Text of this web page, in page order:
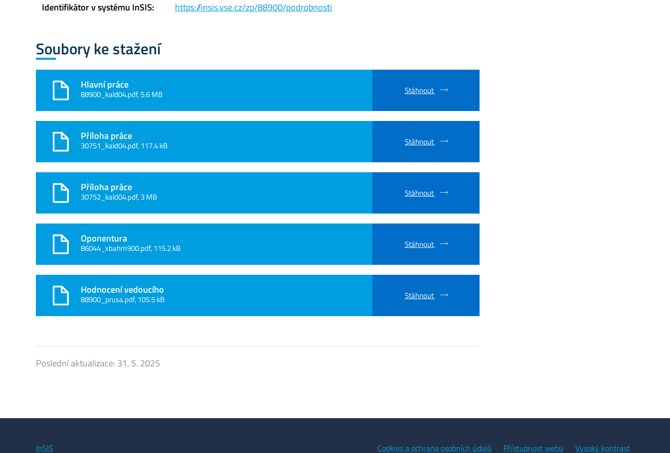
Identifikátor v systému InSIS:
https://insis.vse.cz/zp/88900/podrobnosti
Soubory ke stažení
Hlavní práce
88900_kald04.pdf, 5.6 MB Stáhnout
Příloha práce
30751_kald04.pdf, 117.4 kB Stáhnout
Příloha práce
30752_kald04.pdf, 3 MB Stáhnout
Oponentura
86044_xbahm900.pdf, 115.2 kB Stáhnout
Hodnocení vedoucího
88900_prusa.pdf, 105.5 kB Stáhnout
Poslední aktualizace: 31. 5. 2025
InSIS Cookies a ochrana osobních údajů Přístupnost webu Vysoký kontrast